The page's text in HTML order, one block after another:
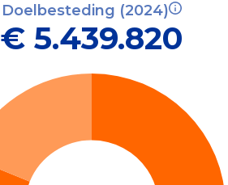
Doelbesteding (2024)
€ 5.439.820